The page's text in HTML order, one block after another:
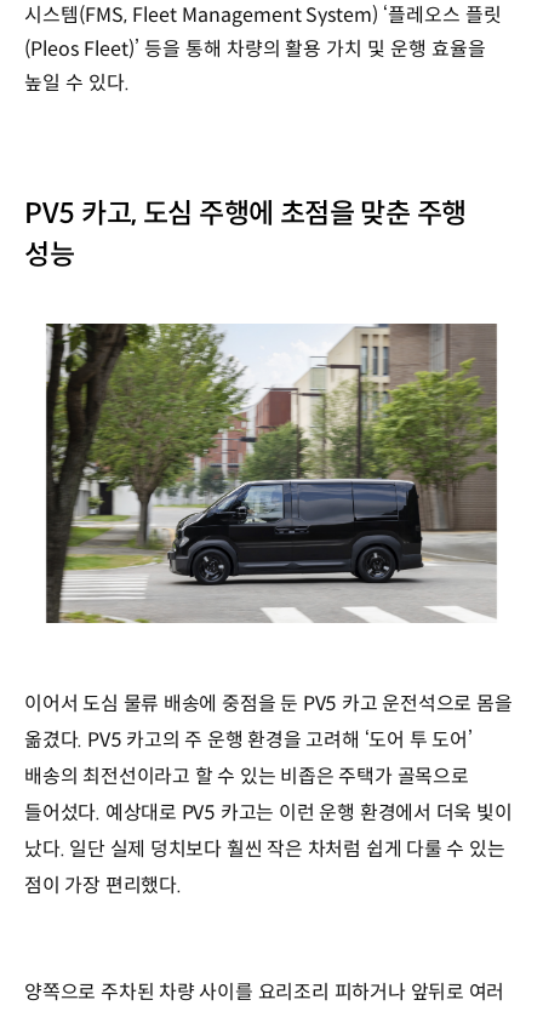
시스템(FMS, Fleet Management System) ‘플레오스 플릿
(Pleos Fleet)’ 등을 통해 차량의 활용 가치 및 운행 효율을
높일 수 있다.
PV5 카고, 도심 주행에 초점을 맞춘 주행
성능
이어서 도심 물류 배송에 중점을 둔 PV5 카고 운전석으로 몸을
옮겼다. PV5 카고의 주 운행 환경을 고려해 ‘도어 투 도어’
배송의 최전선이라고 할 수 있는 비좁은 주택가 골목으로
들어섰다. 예상대로 PV5 카고는 이런 운행 환경에서 더욱 빛이
났다. 일단 실제 덩치보다 훨씬 작은 차처럼 쉽게 다룰 수 있는
점이 가장 편리했다.
양쪽으로 주차된 차량 사이를 요리조리 피하거나 앞뒤로 여러